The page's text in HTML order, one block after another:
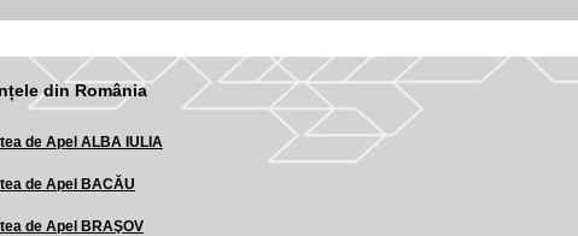
din România
de Apel ALBA IULIA
de Apel BACĂU
de Apel BRAŞOV